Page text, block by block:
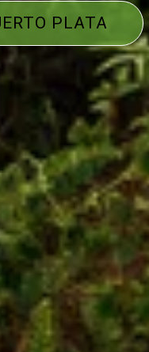
PLATA